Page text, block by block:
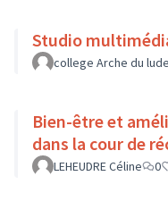
Studio
college Arche du lude
Bien-être et
dans la cour de
LEHEUDRE Céline 0